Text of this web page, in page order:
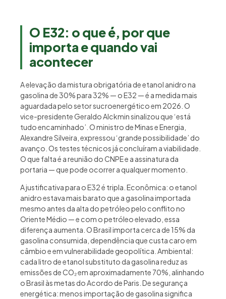
O E32: o que é, por que
importa e quando vai
acontecer
A elevação da mistura obrigatória de etanol anidro na
gasolina de 30% para 32% — o E32 — é a medida mais
aguardada pelo setor sucroenergético em 2026. O
vice-presidente Geraldo Alckmin sinalizou que ‘está
tudo encaminhado’. O ministro de Minas e Energia,
Alexandre Silveira, expressou ‘grande possibilidade’ do
avanço. Os testes técnicos já concluíram a viabilidade.
O que falta é a reunião do CNPE e a assinatura da
portaria — que pode ocorrer a qualquer momento.
A justificativa para o E32 é tripla. Econômica: o etanol
anidro estava mais barato que a gasolina importada
mesmo antes da alta do petróleo pelo conflito no
Oriente Médio — e com o petróleo elevado, essa
diferença aumenta. O Brasil importa cerca de 15% da
gasolina consumida, dependência que custa caro em
câmbio e em vulnerabilidade geopolítica. Ambiental:
cada litro de etanol substituto da gasolina reduz as
emissões de CO₂ em aproximadamente 70%, alinhando
o Brasil às metas do Acordo de Paris. De segurança
energética: menos importação de gasolina significa